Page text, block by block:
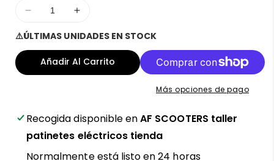
Disminuir
cantidad
para
Botonera
intermitentes
Xiaomi
5
/
5
Aumentar
para
Botonera
intermitentes
Xiaomi
5
5
⚠️ÚLTIMAS UNIDADES EN STOCK
Añadir Al Carrito
Más opciones de pago
Recogida disponible enAF SCOOTERS taller
patinetes eléctricos tienda
Normalmente está listo en 24 horas